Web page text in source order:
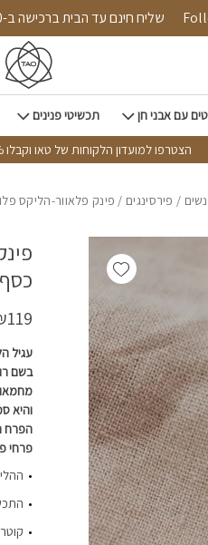
Follow us שליח חינם עד הבית ברכישה ב-
עם אבני חן תכשיטי פנינים
הצטרפו למועדון הלקוחות של טאו וקבלו 10% הנחה ישירות למייל!
/ פירסינגים / פינק פלאוור-הליקס
כסף 925
119
עגיל
בשם
והיא
הפרח
פרחי
ההליקס
קוטר
Add wishlist